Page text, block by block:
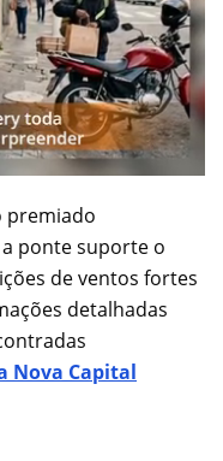
premiado
ponte suporte o
de ventos fortes
detalhadas
Nova Capital